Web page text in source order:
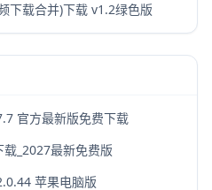
下载合并)下载 v1.2绿色版
官方最新版免费下载
_2027最新免费版
苹果电脑版